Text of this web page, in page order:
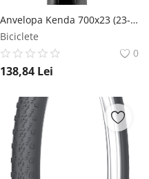
Anvelopa Kenda 700x23 (23-622) Kadence Training R2C 60Tpi Negru Kenda
Biciclete
0
138,84 Lei